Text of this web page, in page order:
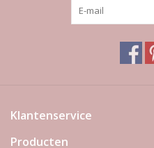
Klantenservice
Producten